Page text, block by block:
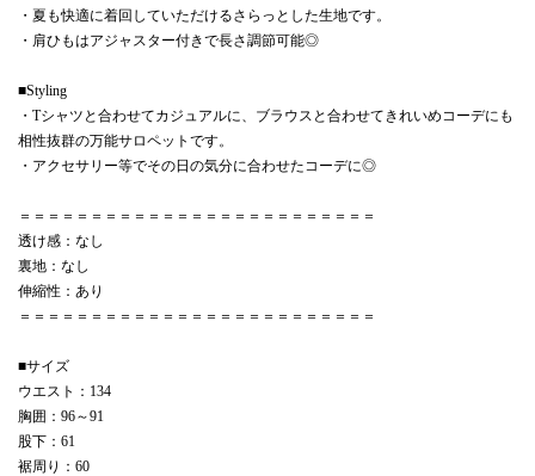
・夏も快適に着回していただけるさらっとした生地です。
・肩ひもはアジャスター付きで長さ調節可能◎
■Styling
・Tシャツと合わせてカジュアルに、ブラウスと合わせてきれいめコーデにも
相性抜群の万能サロペットです。
・アクセサリー等でその日の気分に合わせたコーデに◎
＝＝＝＝＝＝＝＝＝＝＝＝＝＝＝＝＝＝＝＝＝＝＝＝＝
透け感：なし
裏地：なし
伸縮性：あり
＝＝＝＝＝＝＝＝＝＝＝＝＝＝＝＝＝＝＝＝＝＝＝＝＝
■サイズ
ウエスト：134
胸囲：96～91
股下：61
裾周り：60